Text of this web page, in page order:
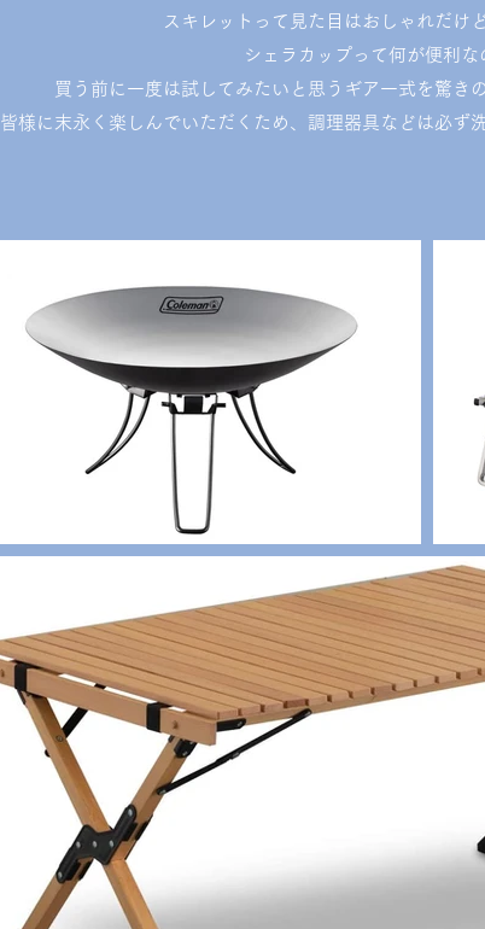
スキレットって見た目はおしゃれだけ
シェラカップって何が便利な
買う前に一度は試してみたいと思うギア 一式を驚き
皆様に末永く楽しんでいただくため、調理器具などは必ず